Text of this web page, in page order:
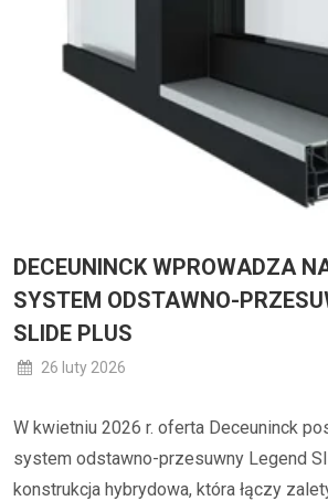
DECEUNINCK WPROWADZA
SYSTEM ODSTAWNO-
SLIDE PLUS
26 luty 2026
W kwietniu 2026 r. oferta Deceuninck
system odstawno-przesuwny Legend
konstrukcja hybrydowa, która łączy